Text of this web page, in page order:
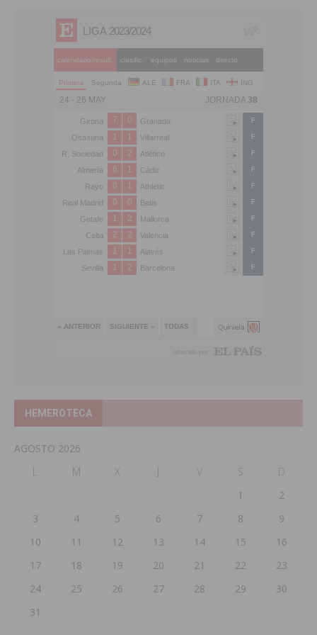
HEMEROTECA
AGOSTO 2026
L
M X J V S
D
1
2
3
4 5 6 7 8
9
10
11 12 13 14 15
16
17
18 19 20 21 22
23
24
25 26 27 28 29
30
31